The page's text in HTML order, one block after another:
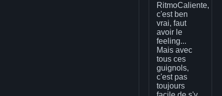
RitmoCaliente,
c'est ben
vrai, faut
avoir le
feeling...
Mais avec
tous ces
guignols,
c'est pas
toujours